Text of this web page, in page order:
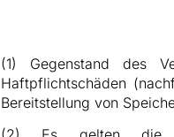
(1) Gegenstand des
Haftpflichtschäden
Bereitstellung von